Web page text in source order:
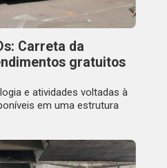
Carreta da
gratuitos
e atividades voltadas à
em uma estrutura